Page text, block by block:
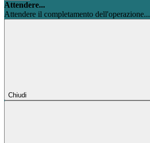
Attendere...
Attendere il completamento dell'operazione...
Chiudi